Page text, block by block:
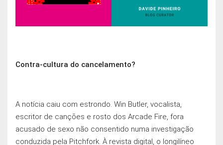
Contra-cultura do cancelamento?
A notícia caiu com estrondo. Win Butler, vocalista,
escritor de cançōes e rosto dos Arcade Fire, fora
acusado de sexo não consentido numa investigação
conduzida pela Pitchfork. À revista digital, o longilíneo